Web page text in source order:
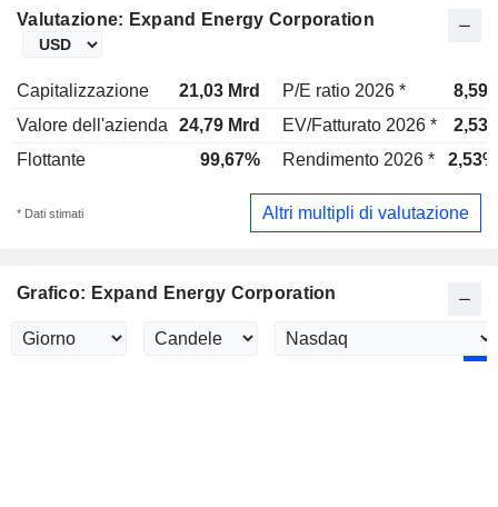
Valutazione: Expand Energy Corporation
Capitalizzazione 21,03 Mrd P/E ratio 2026 *
8,59x
Valore dell'azienda
24,79 Mrd EV/Fatturato 2026 *
2,53x
Flottante
99,67% Rendimento 2026 * 2,53%
* Dati stimati Altri multipli di valutazione
Grafico: Expand Energy Corporation